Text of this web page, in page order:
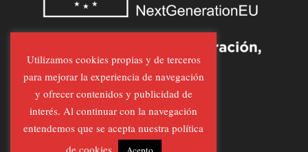
Utilizamos cookies propias y de terceros
para mejorar la experiencia de navegación
y ofrecer contenidos y publicidad de
interés. Al continuar con la navegación
entendemos que se acepta nuestra política
de cookies.